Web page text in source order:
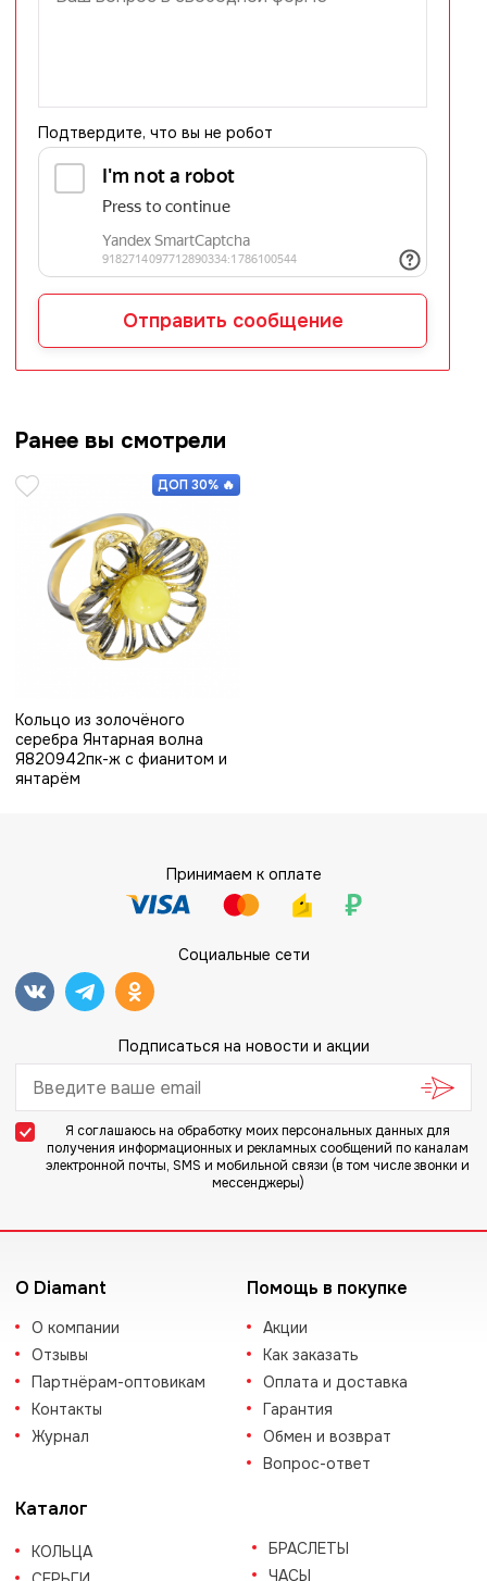
Подтвердите, что вы не робот
Отправить сообщение
Ранее вы смотрели
ДОП 30% 🔥

Кольцо из золочёного
серебра Янтарная волна
Я820942пк-ж с фианитом и
янтарём
Принимаем к оплате
Социальные сети
Подписаться на новости и акции
Я соглашаюсь на обработку моих персональных данных для
получения информационных и рекламных сообщений по каналам
электронной почты, SMS и мобильной связи (в том числе звонки и
мессенджеры)
О Diamant
О компании
Отзывы
Партнёрам-оптовикам
Контакты
Журнал
Помощь в покупке
Акции
Как заказать
Оплата и доставка
Гарантия
Обмен и возврат
Вопрос-ответ
Каталог
КОЛЬЦА
БРАСЛЕТЫ
ЧАСЫ